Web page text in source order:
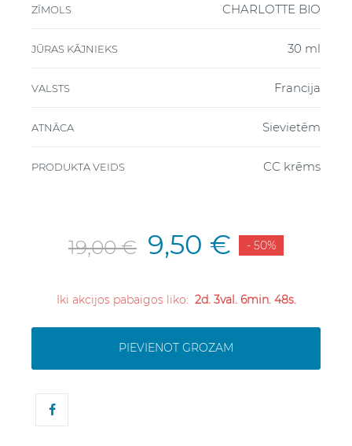
ZĪMOLS CHARLOTTE BIO
JŪRAS KĀJNIEKS 30 ml
VALSTS Francija
ATNĀCA Sievietēm
PRODUKTA VEIDS CC krēms
19,00 € 9,50 € - 50%
Iki akcijos pabaigos liko: 2d. 3val. 6min. 48s.
PIEVIENOT GROZAM